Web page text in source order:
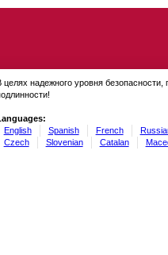
целях надежного уровня
English
Spanish French
Czech
Slovenian Catalan